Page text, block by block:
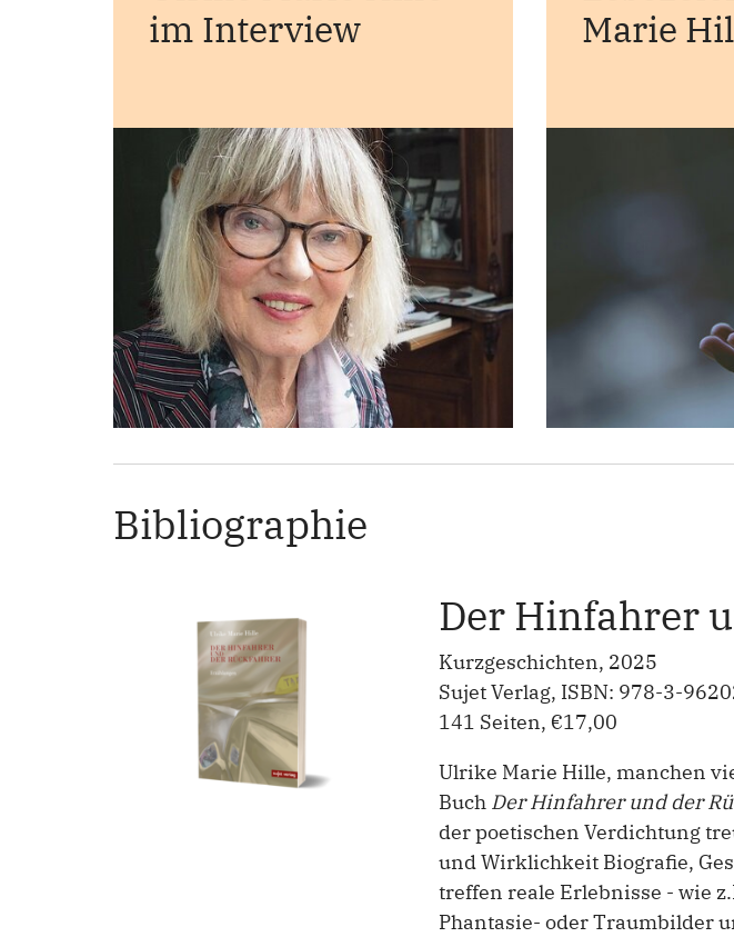
im Interview
Marie
Bibliographie
Der Hinfahrer
Kurzgeschichten, 2025
Sujet Verlag, ISBN: 978-3-
141 Seiten, €17,00
Ulrike Marie Hille, manchen
Buch Der Hinfahrer und der
der poetischen Verdichtung
und Wirklichkeit Biografie,
treffen reale Erlebnisse - wie
Phantasie- oder Traumbilder